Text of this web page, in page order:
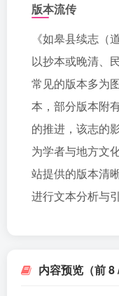
版本流传
《如皋县续志（
以抄本或晚清、
常见的版本多为
本，部分版本附
的推进，该志的
为学者与地方文
站提供的版本清
进行文本分析与引
内容预览（前 8